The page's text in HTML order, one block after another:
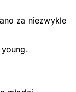
za niezwykle